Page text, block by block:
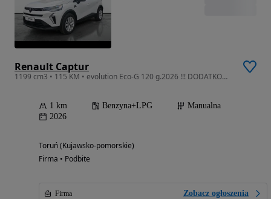
Renault Captur
1199 cm3 • 115 KM • evolution Eco-G 120 g.2026 !!! DODATKOWY RABAT !!!
1 km Benzyna+LPG
Manualna
2026
Toruń (Kujawsko-pomorskie)
Firma • Podbite
Firma Zobacz ogłoszenia